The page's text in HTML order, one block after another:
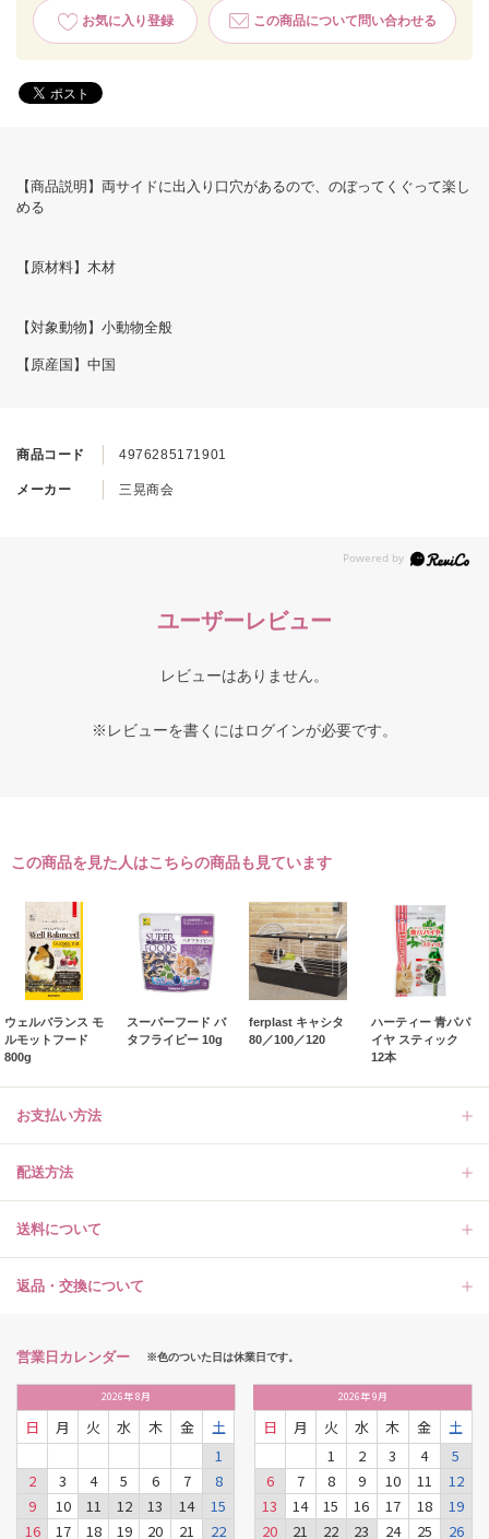
お気に入り登録 この商品について問い合わせる
商品コード 4976285171901
メーカー 三晃商会
【商品説明】両サイドに出入り口穴があるので、のぼってくぐって楽し
める
【原材料】木材
【対象動物】小動物全般
【原産国】中国
ユーザーレビュー
レビューはありません。
※レビューを書くにはログインが必要です。
この商品を見た人はこちらの商品も見ています
ウェルバランス モ
ルモットフード
800g
スーパーフード バ
タフライピー 10g
ferplast キャシタ
80／100／120
ハーティー 青パパ
イヤ スティック
12本
お支払い方法
配送方法
送料について
返品・交換について
営業日カレンダー ※色のついた日は休業日です。
2026年8月
日 月 火 水 木 金
土
1
2
3 4 5 6 7
8
9
10 11 12 13 14
15
16
17 18 19 20 21 22
2026年9月
日 月 火 水 木 金
土
1
2 3 4
5
6
7 8 9 10 11
12
13
14 15 16 17 18
19
20
21 22 23 24 25 26